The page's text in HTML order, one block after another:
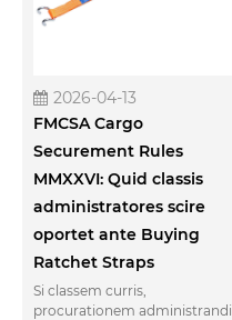
2026-04-13
FMCSA Cargo
Securement Rules
MMXXVI: Quid classis
administratores scire
oportet ante Buying
Ratchet Straps
Si classem curris,
procurationem administrandi